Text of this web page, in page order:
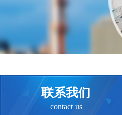
联系我们
contact us